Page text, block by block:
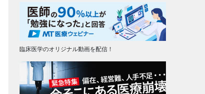
臨床医学のオリジナル動画を配信！